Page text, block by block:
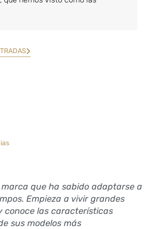
que ha sabido adaptarse a
Empieza a vivir grandes
conoce las características
sus modelos más